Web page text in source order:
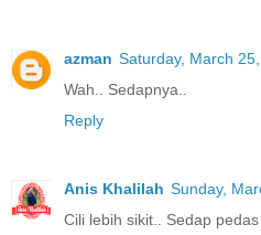
azman Saturday, March
Wah.. Sedapnya..
Reply
Anis Khalilah Sunday,
Cili lebih sikit.. Sedap